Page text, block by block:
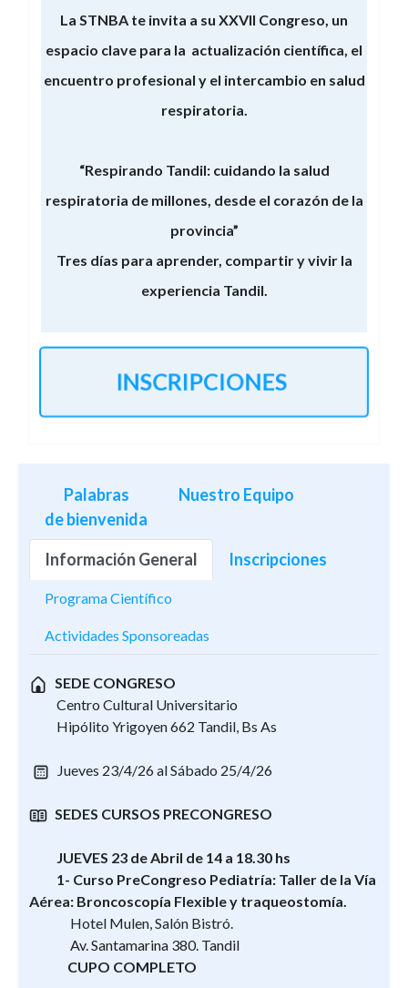
La STNBA te invita a su XXVII Congreso, un
espacio clave para la actualización científica, el
encuentro profesional y el intercambio en salud
respiratoria.
“Respirando Tandil: cuidando la salud
respiratoria de millones, desde el corazón de la
provincia”
Tres días para aprender, compartir y vivir la
experiencia Tandil.
INSCRIPCIONES
Palabras
de bienvenida
Nuestro Equipo
Información General Inscripciones
Programa Científico
Actividades Sponsoreadas
SEDE CONGRESO
Centro Cultural Universitario
Hipólito Yrigoyen 662 Tandil, Bs As
Jueves 23/4/26 al Sábado 25/4/26
SEDES CURSOS PRECONGRESO
JUEVES 23 de Abril de 14 a 18.30 hs
1- Curso PreCongreso Pediatría: Taller de la Vía
Aérea: Broncoscopía Flexible y traqueostomía.
Hotel Mulen, Salón Bistró.
Av. Santamarina 380. Tandil
CUPO COMPLETO